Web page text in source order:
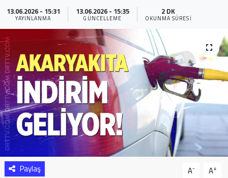
13.06.2026 - 15:31
YAYINLANMA
13.06.2026 - 15:35
GÜNCELLEME
2 DK
OKUNMA SÜRESI
Paylaş A- A+
Sağlık
Yazarlar
Resmi İlan
Resmi Reklam